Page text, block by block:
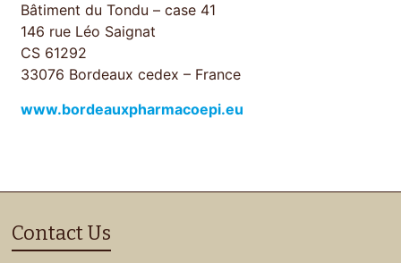
Bâtiment du Tondu – case 41
146 rue Léo Saignat
CS 61292
33076 Bordeaux cedex – France
www.bordeauxpharmacoepi.eu
Contact Us